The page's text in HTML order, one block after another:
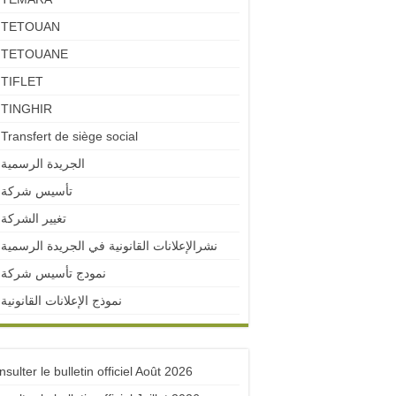
TETOUAN
TETOUANE
TIFLET
TINGHIR
Transfert de siège social
الجريدة الرسمية
تأسيس شركة
تغيير الشركة
نشرالإعلانات القانونية في الجريدة الرسمية
نمودج تأسيس شركة
نموذج الإعلانات القانونية
le bulletin officiel Août 2026